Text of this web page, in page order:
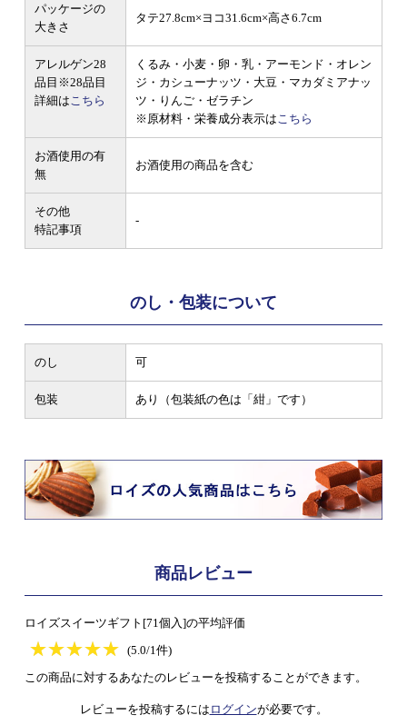
パッケージの
大きさ
タテ27.8cm×ヨコ31.6cm×高さ6.7cm
アレルゲン28
品目 ※28品目
詳細は こちら
くるみ・小麦・卵・乳・アーモンド・オレン
ジ・カシューナッツ・大豆・マカダミアナッ
ツ・りんご・ゼラチン
※原材料・栄養成分表示は こちら
お酒使用の有
無
お酒使用の商品を含む
その他
特記事項
-
のし・包装について
のし 可
包装 あり（包装紙の色は「紺」です）
商品レビュー
ロイズスイーツギフト[71個入]の平均評価
★★★★★
★★★★★ (5.0/1件)
この商品に対するあなたのレビューを投稿することができます。
レビューを投稿するには ログインが必要です。